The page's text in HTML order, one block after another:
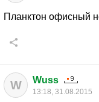
Планктон офисный
W Wuss
13:18, 31.08.2015